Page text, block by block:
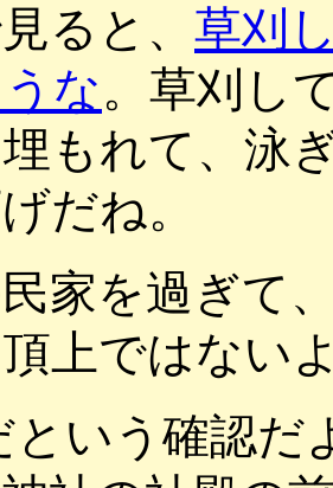
ると、 草刈
な。草刈し
もれて、泳
だね。
家を過ぎて
上ではない
という確認だ